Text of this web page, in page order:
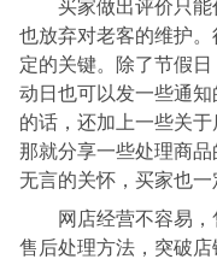
买家做出评价只
也放弃对老客的维护
定的关键。除了节假
动日也可以发一些通
的话，还加上一些关
那就分享一些处理商
无言的关怀，买家也一
网店经营不容易
售后处理方法，突破